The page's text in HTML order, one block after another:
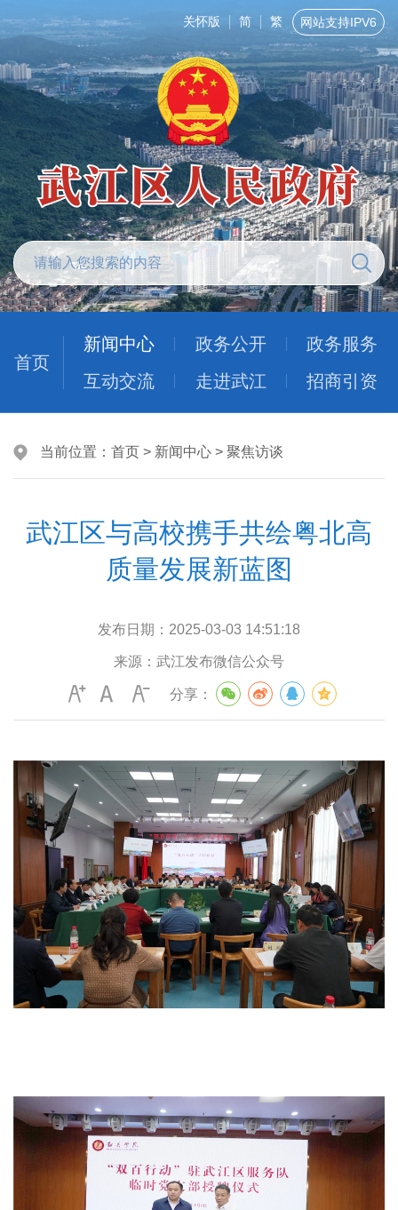
关怀版 简 繁 网站支持IPV6
首页
新闻中心 政务公开
政务服务
互动交流
走进武江 招商引资
当前位置： 首页 > 新闻中心 > 聚焦访谈
武江区与高校携手共绘粤北高
质量发展新蓝图
发布日期： 2025-03-03 14:51:18
来源： 武江发布微信公众号
分享：